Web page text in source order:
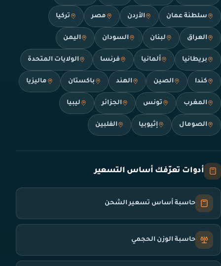
سلطنة عمان الأردن مصر تركيا
العراق لبنان السودان اليمن
بريطانيا ألمانيا فرنسا الولايات المتحدة
كندا الصين الهند باكستان ماليزيا
المغرب تونس الجزائر ليبيا
الصومال إثيوبيا الفلبين
أدوات تعرّفك أساس التسعير
حاسبة أساس تسعير الشحن
حاسبة الوزن الحجمي